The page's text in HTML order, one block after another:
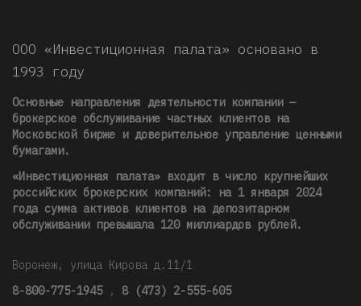
ООО «Инвестиционная палата» основано в
1993 году
Основные направления деятельности компании —
брокерское обслуживание частных клиентов на
Московской бирже и доверительное управление ценными
бумагами.
«Инвестиционная палата» входит в число крупнейших
российских брокерских компаний: на 1 января 2024
года сумма активов клиентов на депозитарном
обслуживании превышала 120 миллиардов рублей.
Воронеж, улица Кирова д.11/1
8-800-775-1945 , 8 (473) 2-555-605